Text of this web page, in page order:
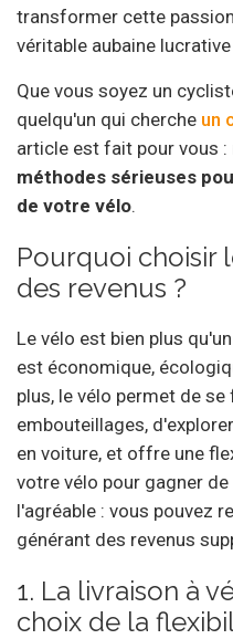
transformer cette
véritable aubaine lucrative
Que vous soyez un
quelqu'un qui cherche un
article est fait pour vous
méthodes sérieuses
de votre vélo.
Pourquoi choisir
des revenus ?
Le vélo est bien plus
est économique,
plus, le vélo permet de
embouteillages,
en voiture, et offre une
votre vélo pour gagner
l'agréable : vous pouvez
générant des revenus
1. La livraison à
choix de la